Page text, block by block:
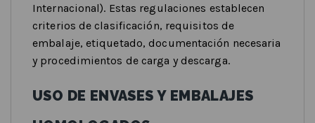
Internacional). Estas regulaciones establecen
criterios de clasificación, requisitos de
embalaje, etiquetado, documentación necesaria
y procedimientos de carga y descarga.
USO DE ENVASES Y EMBALAJES